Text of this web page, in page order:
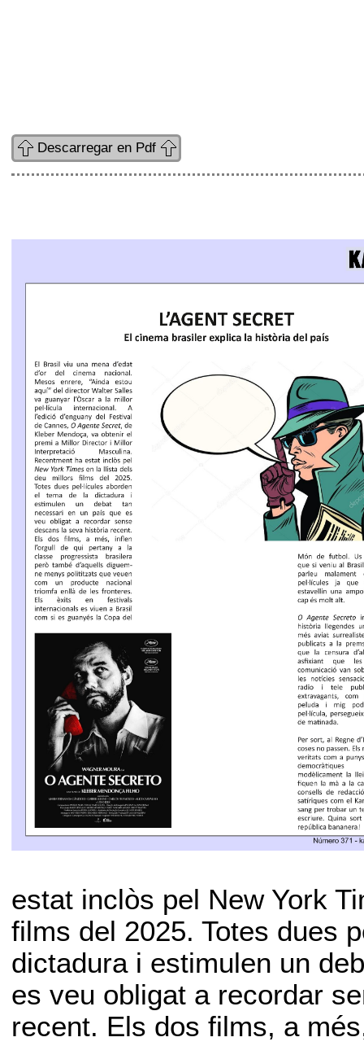
Descarregar en Pdf
estat inclòs pel New York
films del 2025. Totes dues
dictadura i estimulen un
es veu obligat a recordar
recent. Els dos films, a